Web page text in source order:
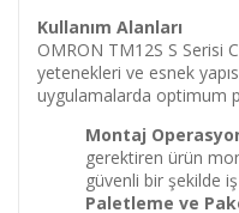
Kullanım Alanları
OMRON TM12S S Serisi
yetenekleri ve esnek
uygulamalarda optimum
Montaj
gerektiren ürün
güvenli bir şekilde
Paletleme ve